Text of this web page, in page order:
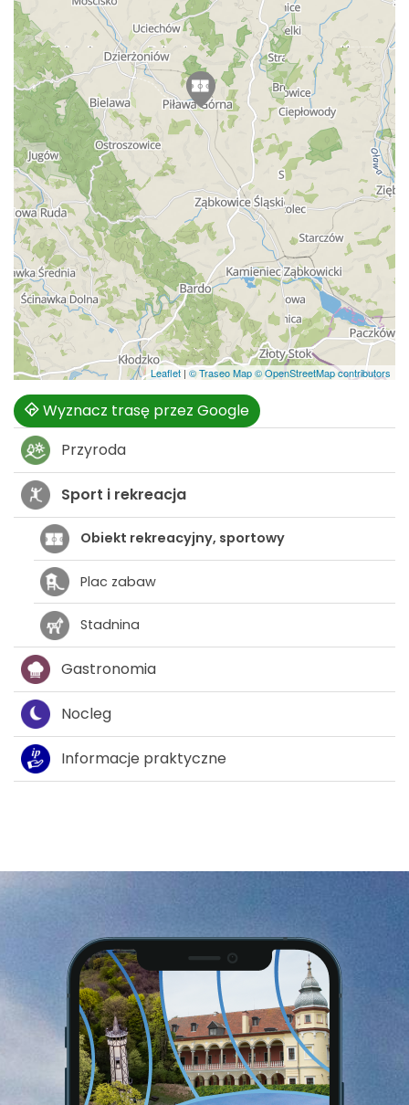
Leaflet|© Traseo Map© OpenStreetMap contributors
Wyznacz trasę przez Google
Przyroda
Sport i rekreacja
Obiekt rekreacyjny, sportowy
Plac zabaw
Stadnina
Gastronomia
Nocleg
Informacje praktyczne